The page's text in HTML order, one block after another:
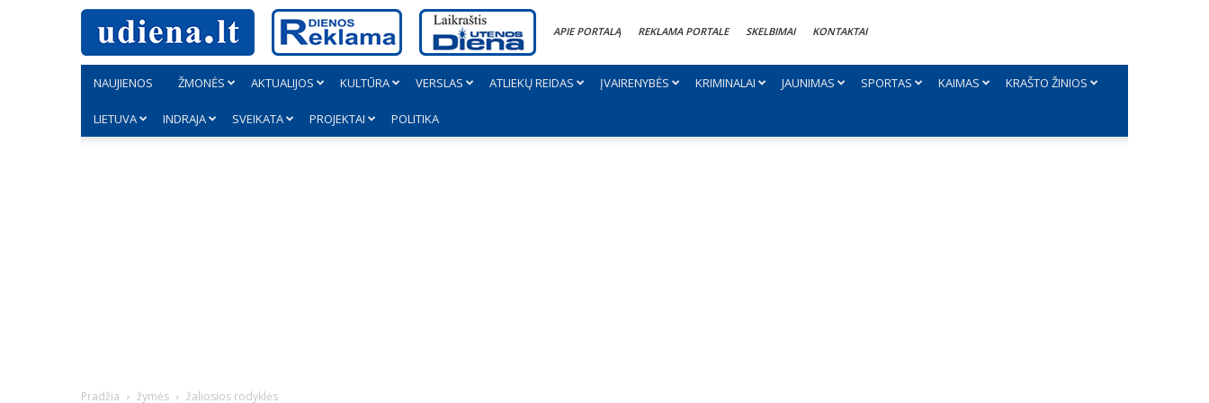
APIE PORTALĄ REKLAMA PORTALE SKELBIMAI KONTAKTAI
NAUJIENOS ŽMONĖS AKTUALIJOS KULTŪRA VERSLAS ATLIEKŲ REIDAS ĮVAIRENYBĖS KRIMINALAI JAUNIMAS SPORTAS KAIMAS KRAŠTO ŽINIOS
LIETUVA INDRAJA SVEIKATA PROJEKTAI POLITIKA
Pradžia žymės žaliosios rodyklės